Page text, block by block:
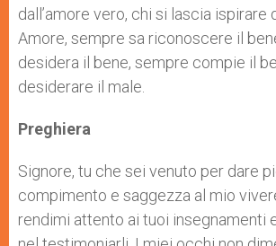
dall’amore vero, chi si lascia ispirare
Amore, sempre sa riconoscere il
desidera il bene, sempre compie il
desiderare il male.
Preghiera
Signore, tu che sei venuto per dare
compimento e saggezza al mio
rendimi attento ai tuoi insegnamenti